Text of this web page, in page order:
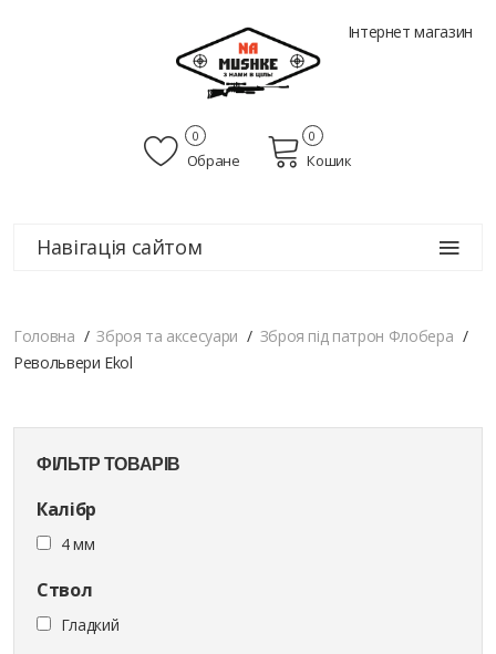
Інтернет магазин
Обране
0
Кошик
0
Навігація сайтом
Головна Зброя та аксесуари
Зброя під патрон Флобера
Револьвери Ekol
ФІЛЬТР ТОВАРІВ
Калібр
4 мм
Ствол
Гладкий